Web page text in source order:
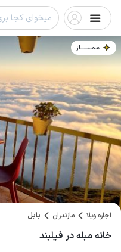
مـمـتــــــاز
اجاره ویلا مازندران بابل
خانه مبله در فیلبند